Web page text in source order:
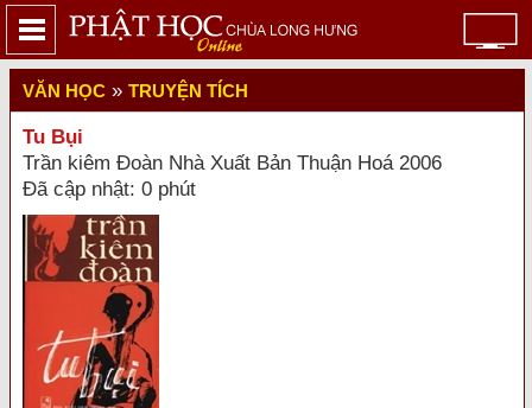
VĂN HỌC » TRUYỆN TÍCH
Tu Bụi
Trần kiêm Đoàn Nhà Xuất Bản Thuận Hoá 2006
Đã cập nhật: 0 phút